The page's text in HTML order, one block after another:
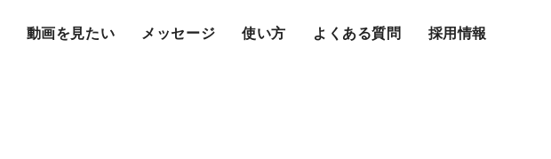
動画を見たい メッセージ 使い方 よくある質問 採用情報